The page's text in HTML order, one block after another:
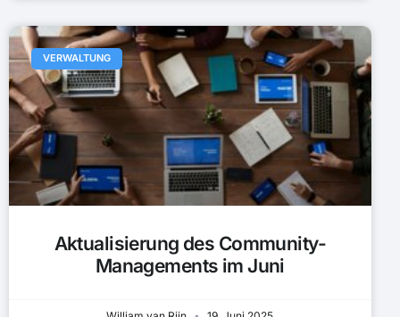
VERWALTUNG
Aktualisierung des Community-
Managements im Juni